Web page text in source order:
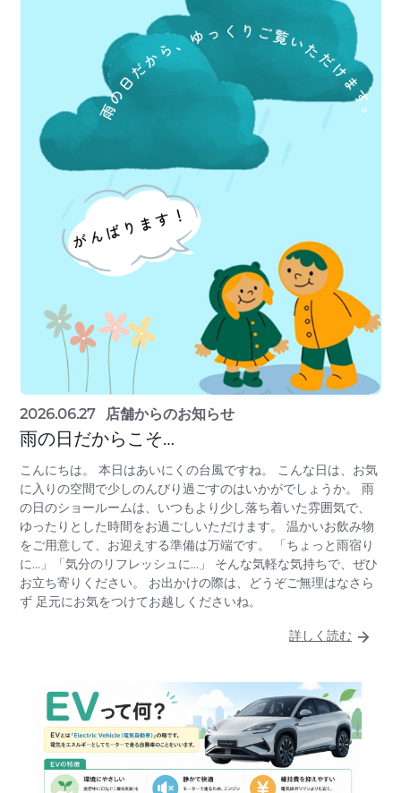
2026.06.27 店舗からのお知らせ
雨の日だからこそ…
こんにちは。 本日はあいにくの台風ですね。 こんな日は、お気
に入りの空間で少しのんびり過ごすのはいかがでしょうか。 雨
の日のショールームは、いつもより少し落ち着いた雰囲気で、
ゆったりとした時間をお過ごしいただけます。 温かいお飲み物
をご用意して、お迎えする準備は万端です。 「ちょっと雨宿り
に…」「気分のリフレッシュに…」 そんな気軽な気持ちで、ぜひ
お立ち寄りください。 お出かけの際は、どうぞご無理はなさら
ず 足元にお気をつけてお越しくださいね。
詳しく読む